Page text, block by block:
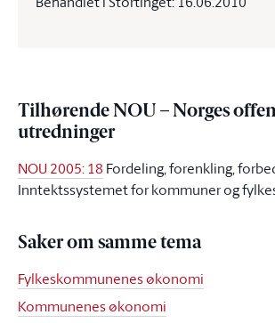
Tilhørende NOU – Norges
utredninger
NOU 2005: 18 Fordeling, forenkling,
Inntektssystemet for kommuner og
Saker om samme tema
Fylkeskommunenes økonomi
Kommunenes økonomi